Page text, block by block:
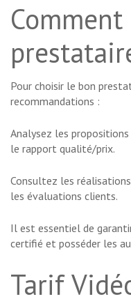
Pour choisir le bon
recommandations :
Analysez les
le rapport qualité/prix.
Consultez les
les évaluations clients.
Il est essentiel de
certifié et posséder les
Tarif